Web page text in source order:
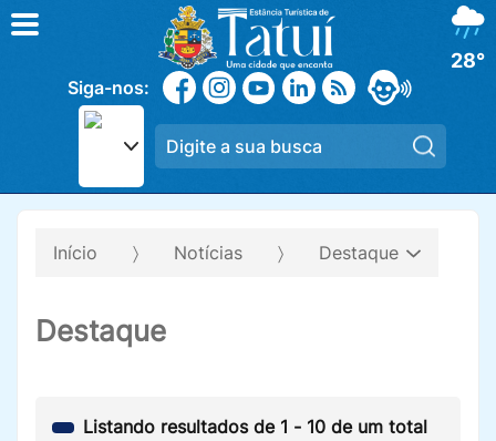
28°
Siga-nos:
Início Notícias Destaque
Destaque
Listando resultados de 1 - 10 de um total